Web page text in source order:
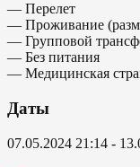
— Перелет
— Проживание
— Групповой
— Без питания
— Медицинская
Даты
07.05.2024 21:14 -